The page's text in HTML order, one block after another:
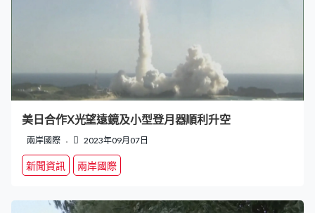
美日合作X光望遠鏡及小型登月器順利升空
兩岸國際 2023年09月07日
新聞資訊 兩岸國際